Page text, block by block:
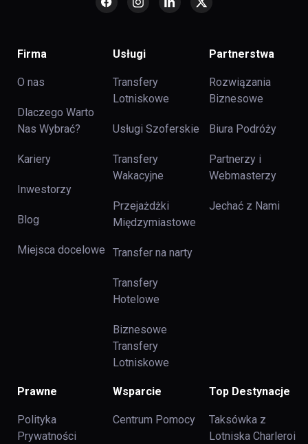
Firma
O nas
Dlaczego Warto
Nas Wybrać?
Kariery
Inwestorzy
Blog
Miejsca docelowe
Usługi
Transfery
Lotniskowe
Usługi Szoferskie
Transfery
Wakacyjne
Przejażdżki
Międzymiastowe
Transfer na narty
Transfery
Hotelowe
Biznesowe
Transfery
Lotniskowe
Partnerstwa
Rozwiązania
Biznesowe
Biura Podróży
Partnerzy i
Webmasterzy
Jechać z Nami
Prawne
Polityka
Prywatności
Wsparcie
Centrum Pomocy
Top Destynacje
Taksówka z
Lotniska Charleroi